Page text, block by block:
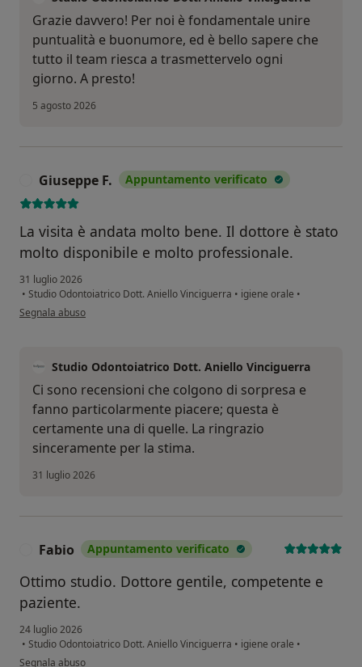
​Grazie davvero! Per noi è fondamentale unire
puntualità e buonumore, ed è bello sapere che
tutto il team riesca a trasmettervelo ogni
giorno. A presto!
5 agosto 2026
Giuseppe F. Appuntamento verificato
La visita è andata molto bene. Il dottore è stato
molto disponibile e molto professionale.
31 luglio 2026
• Studio Odontoiatrico Dott. Aniello Vinciguerra • igiene orale •
secondo l'opinione dell'utente Giuseppe F.
Segnala abuso
Studio Odontoiatrico Dott. Aniello Vinciguerra
Ci sono recensioni che colgono di sorpresa e
fanno particolarmente piacere; questa è
certamente una di quelle. La ringrazio
sinceramente per la stima.
31 luglio 2026
Fabio Appuntamento verificato
Ottimo studio. Dottore gentile, competente e
paziente.
24 luglio 2026
• Studio Odontoiatrico Dott. Aniello Vinciguerra • igiene orale •
secondo l'opinione dell'utente Fabio
Segnala abuso